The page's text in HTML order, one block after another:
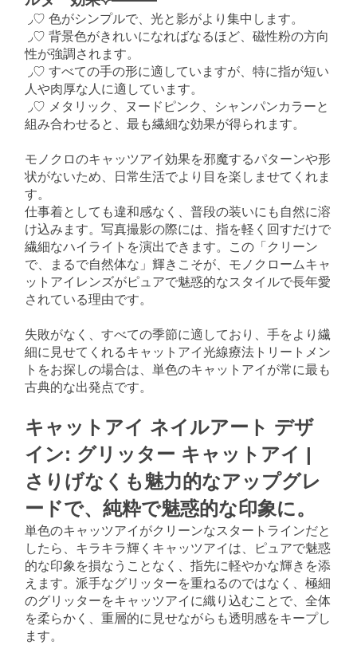
◞♡ 色がシンプルで、光と影がより集中します。
◞♡ 背景色がきれいになればなるほど、磁性粉の方向
性が強調されます。
◞♡ すべての手の形に適していますが、特に指が短い
人や肉厚な人に適しています。
◞♡ メタリック、ヌードピンク、シャンパンカラーと
組み合わせると、最も繊細な効果が得られます。
モノクロのキャッツアイ効果を邪魔するパターンや形
状がないため、日常生活でより目を楽しませてくれま
す。
仕事着としても違和感なく、普段の装いにも自然に溶
け込みます。写真撮影の際には、指を軽く回すだけで
繊細なハイライトを演出できます。この「クリーン
で、まるで自然体な」輝きこそが、モノクロームキャ
ットアイレンズがピュアで魅惑的なスタイルで長年愛
されている理由です。
失敗がなく、すべての季節に適しており、手をより繊
細に見せてくれるキャットアイ光線療法トリートメン
トをお探しの場合は、単色のキャットアイが常に最も
古典的な出発点です。
キャットアイ ネイルアート デザ
イン: グリッター キャットアイ |
さりげなくも魅力的なアップグレ
ードで、純粋で魅惑的な印象に。
単色のキャッツアイがクリーンなスタートラインだと
したら、キラキラ輝くキャッツアイは、ピュアで魅惑
的な印象を損なうことなく、指先に軽やかな輝きを添
えます。派手なグリッターを重ねるのではなく、極細
のグリッターをキャッツアイに織り込むことで、全体
を柔らかく、重層的に見せながらも透明感をキープし
ます。